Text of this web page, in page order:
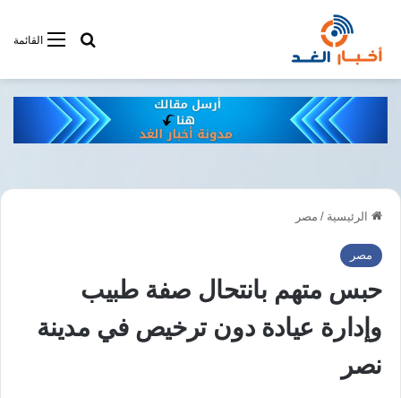
القائمةأبحت فى
الرئيسية / مصر
مصر
حبس متهم بانتحال صفة طبيب
وإدارة عيادة دون ترخيص في مدينة
نصر